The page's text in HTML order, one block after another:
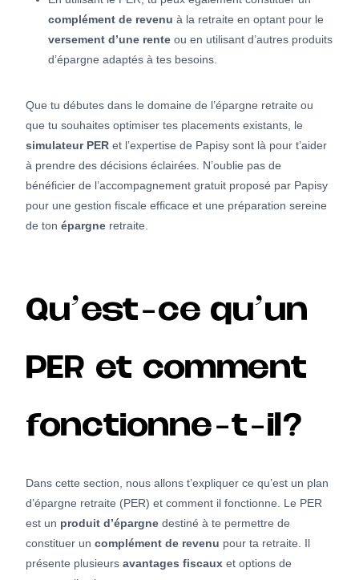
complément de revenu à la retraite en optant pour le
versement d’une rente ou en utilisant d’autres produits
d’épargne adaptés à tes besoins.
Que tu débutes dans le domaine de l’épargne retraite ou
que tu souhaites optimiser tes placements existants, le
simulateur PER et l’expertise de Papisy sont là pour t’aider
à prendre des décisions éclairées. N’oublie pas de
bénéficier de l’accompagnement gratuit proposé par Papisy
pour une gestion fiscale efficace et une préparation sereine
de ton épargne retraite.
Qu’est-ce qu’un
PER et comment
fonctionne-t-il?
Dans cette section, nous allons t’expliquer ce qu’est un plan
d’épargne retraite (PER) et comment il fonctionne. Le PER
est un produit d’épargne destiné à te permettre de
constituer un complément de revenu pour ta retraite. Il
présente plusieurs avantages fiscaux et options de